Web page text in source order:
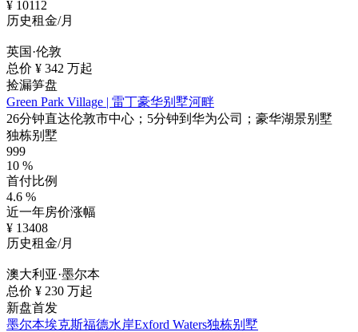
¥ 10112
历史租金/月
英国·伦敦
总价 ¥ 342 万起
捡漏笋盘
Green Park Village | 雷丁豪华别墅河畔
26分钟直达伦敦市中心；5分钟到华为公司；豪华湖景别墅
独栋别墅
999
10 %
首付比例
4.6 %
近一年房价涨幅
¥ 13408
历史租金/月
澳大利亚·墨尔本
总价 ¥ 230 万起
新盘首发
墨尔本埃克斯福德水岸Exford Waters独栋别墅